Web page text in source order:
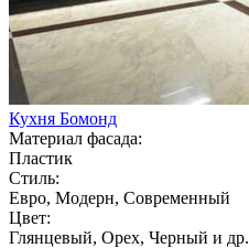
Кухня Бомонд
Материал фасада:
Пластик
Стиль:
Евро, Модерн, Современный
Цвет:
Глянцевый, Орех, Черный и др.